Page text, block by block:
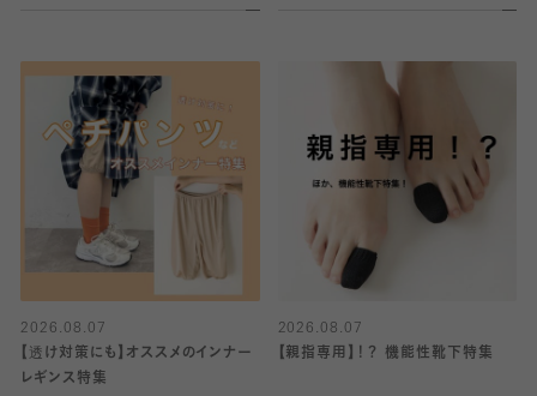
2026.08.07
【透け対策にも】オススメのインナー
レギンス特集
2026.08.07
【親指専用】！？ 機能性靴下特集